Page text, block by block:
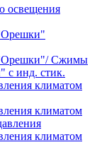
освещения
Сжимы
с инд. стик.
климатом
климатом
климатом